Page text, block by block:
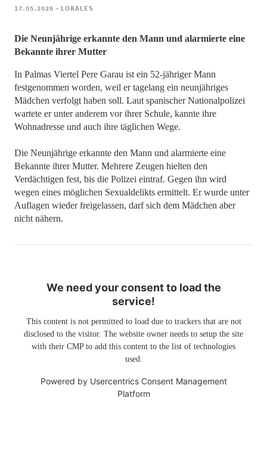
17.05.2026 - LOKALES
​​​​​​​Die Neunjährige erkannte den Mann und alarmierte eine
Bekannte ihrer Mutter
In Palmas Viertel Pere Garau ist ein 52-jähriger Mann
festgenommen worden, weil er tagelang ein neunjähriges
Mädchen verfolgt haben soll. Laut spanischer Nationalpolizei
wartete er unter anderem vor ihrer Schule, kannte ihre
Wohnadresse und auch ihre täglichen Wege.
Die Neunjährige erkannte den Mann und alarmierte eine
Bekannte ihrer Mutter. Mehrere Zeugen hielten den
Verdächtigen fest, bis die Polizei eintraf. Gegen ihn wird
wegen eines möglichen Sexualdelikts ermittelt. Er wurde unter
Auflagen wieder freigelassen, darf sich dem Mädchen aber
nicht nähern.
We need your consent to load the
service!
This content is not permitted to load due to trackers that are not
disclosed to the visitor. The website owner needs to setup the site
with their CMP to add this content to the list of technologies
used.
Powered by Usercentrics Consent Management
Platform